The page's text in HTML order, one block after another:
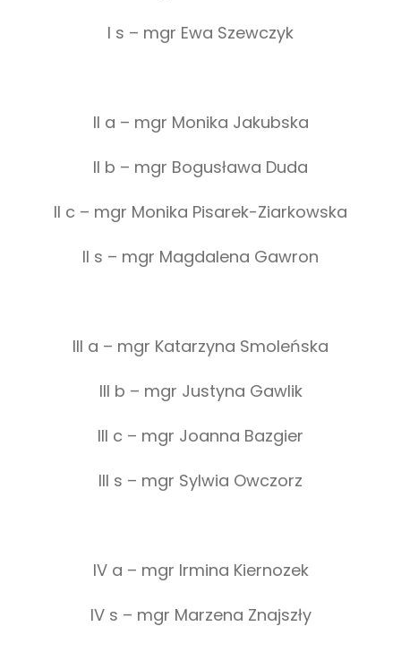
I s – mgr Ewa Szewczyk
II a – mgr Monika Jakubska
II b – mgr Bogusława Duda
II c – mgr Monika Pisarek-Ziarkowska
II s – mgr Magdalena Gawron
III a – mgr Katarzyna Smoleńska
III b – mgr Justyna Gawlik
III c – mgr Joanna Bazgier
III s – mgr Sylwia Owczorz
IV a – mgr Irmina Kiernozek
IV s – mgr Marzena Znajszły